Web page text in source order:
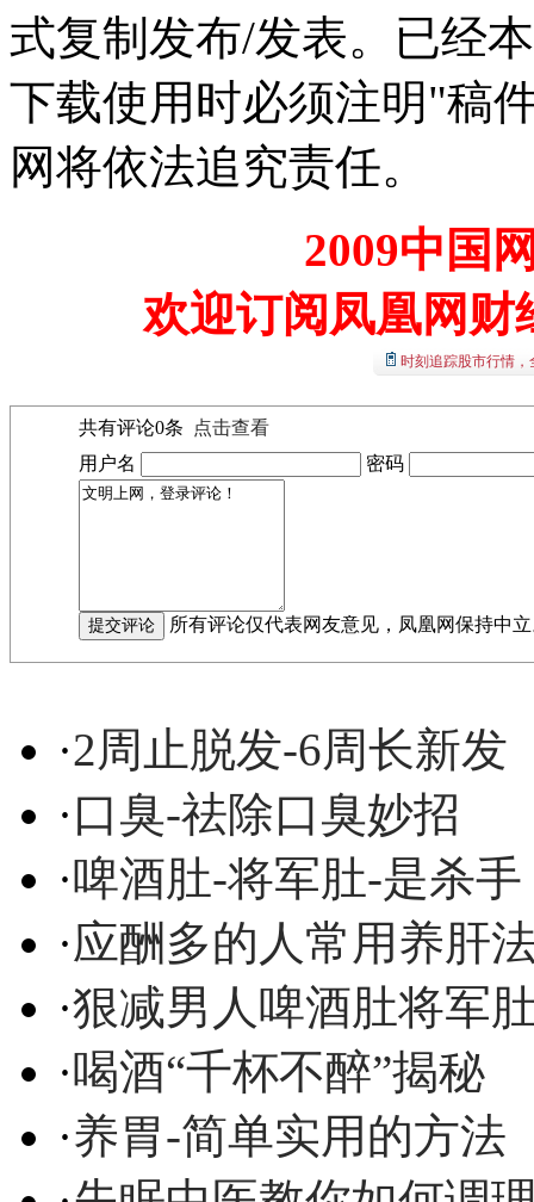
式复制发布/发表。已经
下载使用时必须注明"稿
网将依法追究责任。
2009中国
欢迎订阅凤凰网财
时刻追踪股市行情
共有评论0条
点击查看
用户名
密码
所有评论仅代表网友意见，凤凰网保持中
·2周止脱发-6周长新发
·口臭-祛除口臭妙招
·啤酒肚-将军肚-是杀手
·应酬多的人常用养肝
·狠减男人啤酒肚将军
·喝酒“千杯不醉”揭秘
·养胃-简单实用的方法